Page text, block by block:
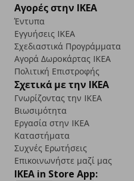
Αγορές στην IKEA
Έντυπα
Εγγυήσεις IKEA
Σχεδιαστικά Προγράμματα
Αγορά Δωρoκάρτας IKEA
Πολιτική Επιστροφής
Σχετικά με την IKEA
Γνωρίζοντας την IKEA
Βιωσιμότητα
Εργασία στην IKEA
Καταστήματα
Συχνές Ερωτήσεις
Επικοινωνήστε μαζί μας
IKEA in Store App: